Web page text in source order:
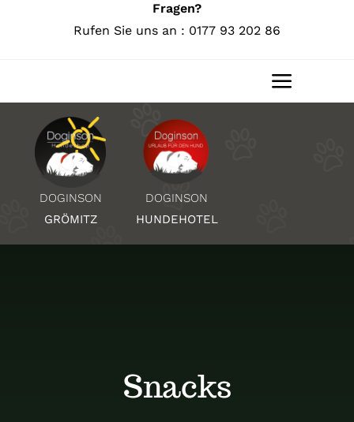
Fragen?
Rufen Sie uns an : 0177 93 202 86
Toggle
Home
Über Uns
DOGINSON
GRÖMITZ
DOGINSON
HUNDEHOTEL
Snacks